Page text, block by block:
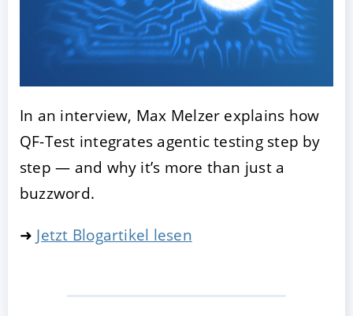
In an interview, Max Melzer explains how
QF-Test integrates agentic testing step by
step — and why it’s more than just a
buzzword.
➜ Jetzt Blogartikel lesen